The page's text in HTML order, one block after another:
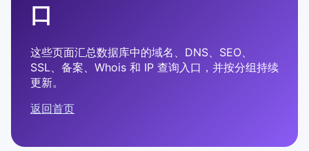
口
这些页面汇总数据库中的域名、DNS、SEO、
SSL、备案、Whois 和 IP 查询入口，并按分组持续
更新。
返回首页